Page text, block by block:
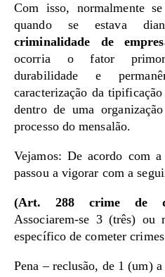
Com isso, normalmente
quando se estava
criminalidade de
ocorria o fator
durabilidade e
caracterização da
dentro de uma
processo do mensalão.
Vejamos: De acordo com
passou a vigorar com a
(Art. 288 crime de
Associarem-se 3 (três) ou
específico de cometer
Pena – reclusão, de 1 (um)